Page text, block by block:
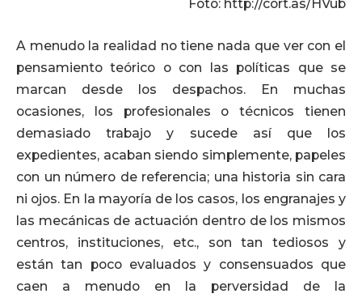
Foto: http://cort.as/HVub
A menudo la realidad no tiene nada que ver con el
pensamiento teórico o con las políticas que se
marcan desde los despachos. En muchas
ocasiones, los profesionales o técnicos tienen
demasiado trabajo y sucede así que los
expedientes, acaban siendo simplemente, papeles
con un número de referencia; una historia sin cara
ni ojos. En la mayoría de los casos, los engranajes y
las mecánicas de actuación dentro de los mismos
centros, instituciones, etc., son tan tediosos y
están tan poco evaluados y consensuados que
caen a menudo en la perversidad de la